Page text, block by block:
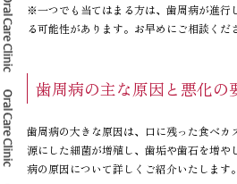
※一つでも当てはまる方は、歯周病が進行
る可能性があります。お早めにご相談くだ
歯周病の主な原因と悪化の
歯周病の大きな原因は、口に残った食べカ
源にした細菌が増殖し、歯垢や歯石を増や
病の原因について詳しくご紹介いたします。